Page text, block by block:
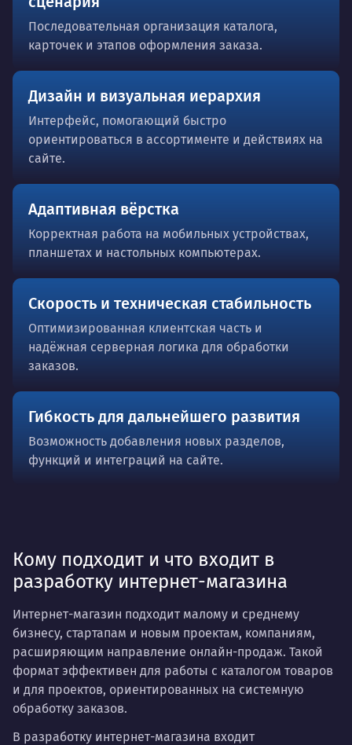
Последовательная организация каталога,
карточек и этапов оформления заказа.
Дизайн и визуальная иерархия
Интерфейс, помогающий быстро
ориентироваться в ассортименте и действиях на
сайте.
Адаптивная вёрстка
Корректная работа на мобильных устройствах,
планшетах и настольных компьютерах.
Скорость и техническая стабильность
Оптимизированная клиентская часть и
надёжная серверная логика для обработки
заказов.
Гибкость для дальнейшего развития
Возможность добавления новых разделов,
функций и интеграций на сайте.
Кому подходит и что входит в
разработку интернет-магазина
Интернет-магазин подходит малому и среднему
бизнесу, стартапам и новым проектам, компаниям,
расширяющим направление онлайн-продаж. Такой
формат эффективен для работы с каталогом товаров
и для проектов, ориентированных на системную
обработку заказов.
В разработку интернет-магазина входит